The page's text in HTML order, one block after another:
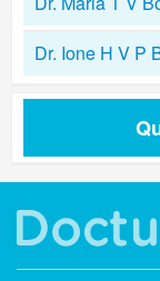
Dr. Ione H V P